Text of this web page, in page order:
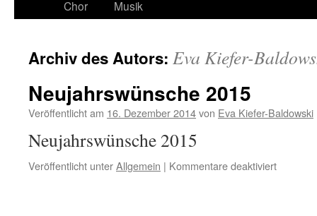
Chor
Musik
Archiv des Autors: Eva Kiefer-
Neujahrswünsche 2015
Veröffentlicht am 16. Dezember 2014von Eva Kiefer-Baldowski
Neujahrswünsche 2015
Veröffentlicht unterAllgemein | Kommentare deaktiviertfür